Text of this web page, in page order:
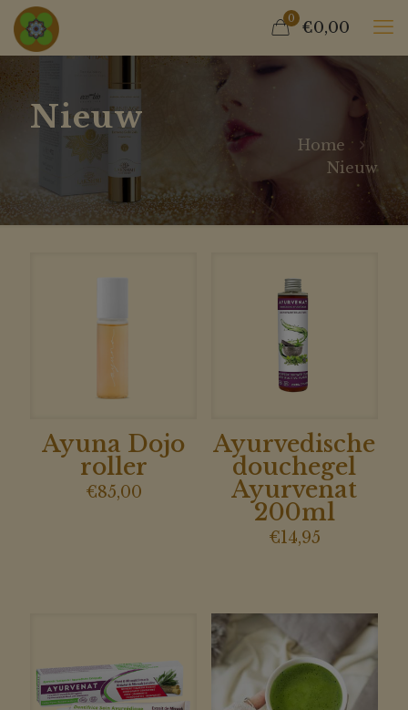
0 €0,00
Nieuw
Home
Nieuw
Ayuna Dojo
roller
€85,00
Ayurvedische
douchegel
Ayurvenat
200ml
€14,95